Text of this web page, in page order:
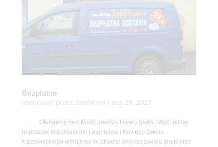
Bezpłatne
utworzone przez ZooNemo paź 29, 2017
Oferujemy możliwość dowozu towaru gratis ! Wychodząc
naprzeciw mieszkańcom Legionowa i Nowego Dworu
Mazowieckiego oferujemy możliwość dowozu towaru gratis przy